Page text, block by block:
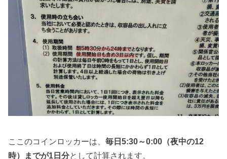
ここのコインロッカーは、 毎日5:30～0:00（夜中の12
時）までが1日分として計算されます。